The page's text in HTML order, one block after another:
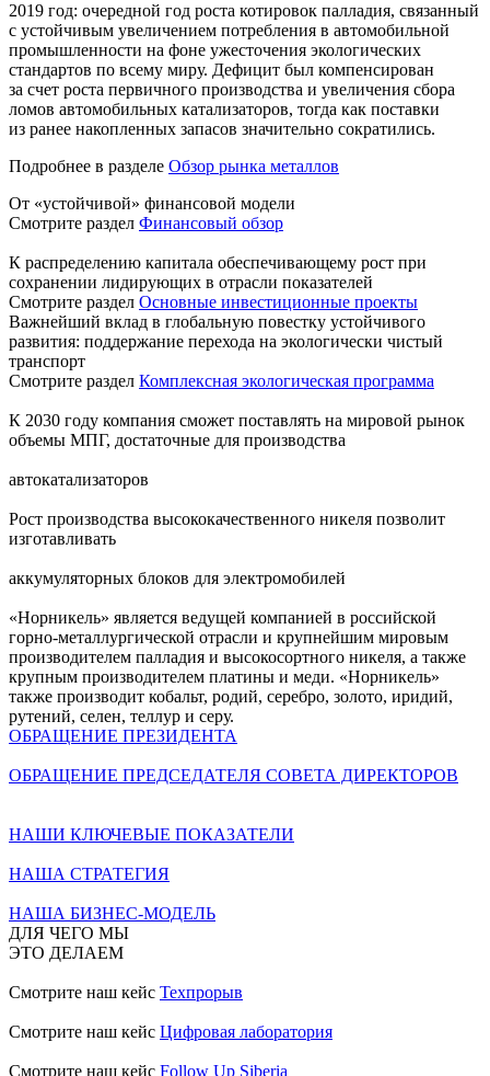
2019 год: очередной год роста котировок палладия, связанный
с устойчивым увеличением потребления в автомобильной
промышленности на фоне ужесточения экологических
стандартов по всему миру. Дефицит был компенсирован
за счет роста первичного производства и увеличения сбора
ломов автомобильных катализаторов, тогда как поставки
из ранее накопленных запасов значительно сократились.
Подробнее в разделе Обзор рынка металлов
От «устойчивой» финансовой модели
Смотрите раздел Финансовый обзор
К распределению капитала обеспечивающему рост при
сохранении лидирующих в отрасли показателей
Смотрите раздел Основные инвестиционные проекты
Важнейший вклад в глобальную повестку устойчивого
развития: поддержание перехода на экологически чистый
транспорт
Смотрите раздел Комплексная экологическая программа
К 2030 году компания сможет поставлять на мировой рынок
объемы МПГ, достаточные для производства
автокатализаторов
Рост производства высококачественного никеля позволит
изготавливать
аккумуляторных блоков для электромобилей
«Норникель» является ведущей компанией в российской
горно-металлургической отрасли и крупнейшим мировым
производителем палладия и высокосортного никеля, а также
крупным производителем платины и меди. «Норникель»
также производит кобальт, родий, серебро, золото, иридий,
рутений, селен, теллур и серу.
ОБРАЩЕНИЕ ПРЕЗИДЕНТА
ОБРАЩЕНИЕ ПРЕДСЕДАТЕЛЯ СОВЕТА ДИРЕКТОРОВ
НАШИ КЛЮЧЕВЫЕ ПОКАЗАТЕЛИ
НАША СТРАТЕГИЯ
НАША БИЗНЕС-МОДЕЛЬ
ДЛЯ ЧЕГО МЫ
ЭТО ДЕЛАЕМ
Смотрите наш кейс Техпрорыв
Смотрите наш кейс Цифровая лаборатория
Смотрите наш кейс Follow Up Siberia